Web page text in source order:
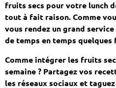
fruits secs pour votre lunch
tout à fait raison. Comme
vous rendez un grand
de temps en temps
Comme intégrer les fruits
semaine ? Partagez vos
les réseaux sociaux et